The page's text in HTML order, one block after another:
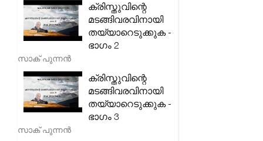
ക്രിസ്തുവിന്റെ
മടങ്ങിവരവിനായി
തയ്യാറെടുക്കുക -
ഭാഗം 2
സാക് പുന്നൻ
ക്രിസ്തുവിന്റെ
മടങ്ങിവരവിനായി
തയ്യാറെടുക്കുക -
ഭാഗം 3
സാക് പുന്നൻ